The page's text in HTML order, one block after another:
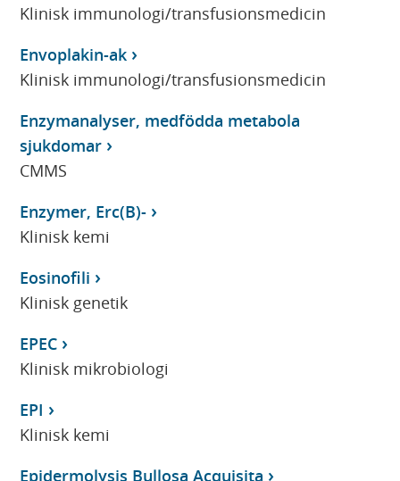
Klinisk immunologi/transfusionsmedicin
Envoplakin-ak
Klinisk immunologi/transfusionsmedicin
Enzymanalyser, medfödda metabola
sjukdomar
CMMS
Enzymer, Erc(B)-
Klinisk kemi
Eosinofili
Klinisk genetik
EPEC
Klinisk mikrobiologi
EPI
Klinisk kemi
Epidermolysis Bullosa Acquisita